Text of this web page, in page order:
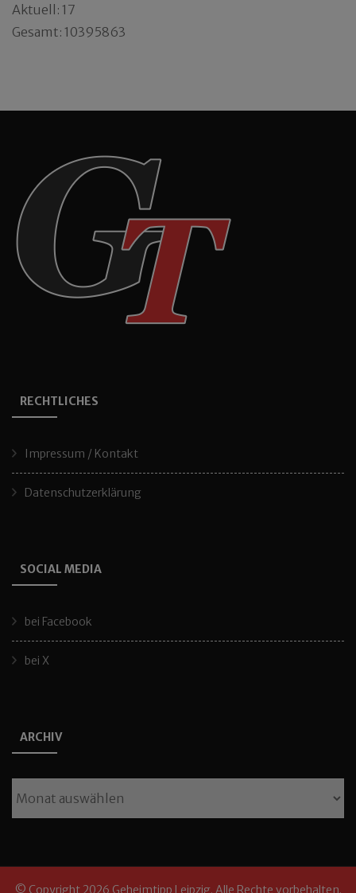
Aktuell: 17
Gesamt: 10395863
RECHTLICHES
Impressum / Kontakt
Datenschutzerklärung
SOCIAL MEDIA
bei Facebook
bei X
ARCHIV
© Copyright 2026 Geheimtipp Leipzig. Alle Rechte vorbehalten.